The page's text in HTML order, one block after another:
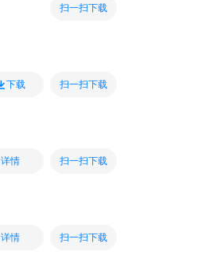
扫一扫下载
下载 扫一扫下载
详情 扫一扫下载
详情 扫一扫下载